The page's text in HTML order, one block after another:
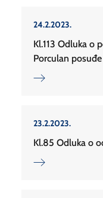
24.2.2023.
Kl.113 Odluka o
Porculan
23.2.2023.
Kl.85 Odluka o